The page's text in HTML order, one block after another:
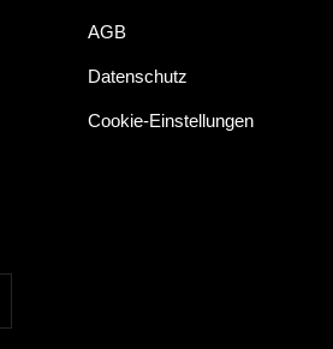
AGB
Datenschutz
Cookie-Einstellungen